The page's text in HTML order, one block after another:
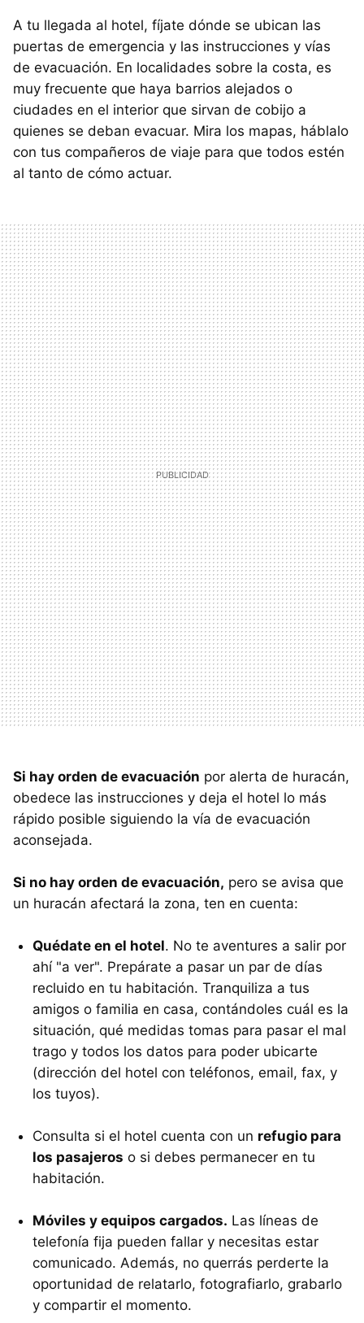
A tu llegada al hotel, fíjate dónde se ubican las
puertas de emergencia y las instrucciones y vías
de evacuación. En localidades sobre la costa, es
muy frecuente que haya barrios alejados o
ciudades en el interior que sirvan de cobijo a
quienes se deban evacuar. Mira los mapas, háblalo
con tus compañeros de viaje para que todos estén
al tanto de cómo actuar.
Si hay orden de evacuación por alerta de huracán,
obedece las instrucciones y deja el hotel lo más
rápido posible siguiendo la vía de evacuación
aconsejada.
Si no hay orden de evacuación, pero se avisa que
un huracán afectará la zona, ten en cuenta:
Quédate en el hotel. No te aventures a salir por
ahí "a ver". Prepárate a pasar un par de días
recluido en tu habitación. Tranquiliza a tus
amigos o familia en casa, contándoles cuál es la
situación, qué medidas tomas para pasar el mal
trago y todos los datos para poder ubicarte
(dirección del hotel con teléfonos, email, fax, y
los tuyos).
Consulta si el hotel cuenta con un refugio para
los pasajeros o si debes permanecer en tu
habitación.
Móviles y equipos cargados. Las líneas de
telefonía fija pueden fallar y necesitas estar
comunicado. Además, no querrás perderte la
oportunidad de relatarlo, fotografiarlo, grabarlo
y compartir el momento.